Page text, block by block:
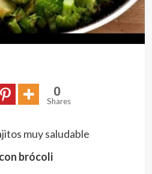
0
Shares
muy saludable
brócoli